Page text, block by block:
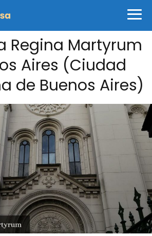
Regina Martyrum
Aires (Ciudad
de Buenos Aires)